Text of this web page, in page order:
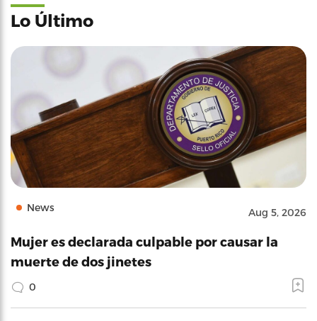
Lo Último
News Aug 5, 2026
Mujer es declarada culpable por causar la
muerte de dos jinetes
0